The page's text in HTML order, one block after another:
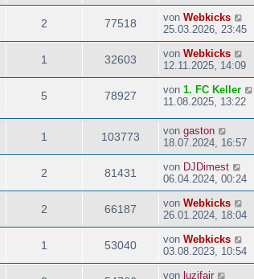
2 77518 von Webkicks
25.03.2026, 23:45
1 32603 von Webkicks
12.11.2025, 14:09
5 78927 von 1. FC Keller
11.08.2025, 13:22
1 103773 von gaston
18.07.2024, 16:57
2 81431 von DJDimest
06.04.2024, 00:24
2 66187 von Webkicks
26.01.2024, 18:04
1 53040 von Webkicks
03.08.2023, 10:54
von luzifair